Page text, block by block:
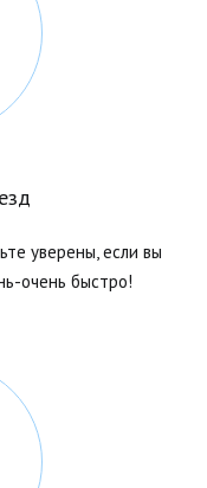
уверены, если вы
очень быстро!